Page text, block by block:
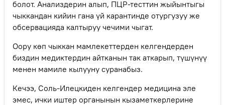
болот. Анализдерин алып, ПЦР-тесттин жыйынтыгы
чыккандан кийин гана үй карантинде отургузуу же
обсервацияда калтыруу чечими чыгат.
Оору көп чыккан мамлекеттерден келгендерден
биздин медиктердин айтканын так аткарып, түшүнүү
менен мамиле кылууну суранабыз.
Кечээ, Соль-Илецкиден келгендер медицина эле
эмес, ички иштер органынын кызаметкерлерине